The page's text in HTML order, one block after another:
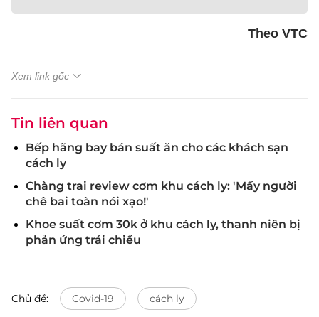
Theo VTC
Xem link gốc
Tin liên quan
Bếp hãng bay bán suất ăn cho các khách sạn
cách ly
Chàng trai review cơm khu cách ly: 'Mấy người
chê bai toàn nói xạo!'
Khoe suất cơm 30k ở khu cách ly, thanh niên bị
phản ứng trái chiều
Chủ đề: Covid-19 cách ly